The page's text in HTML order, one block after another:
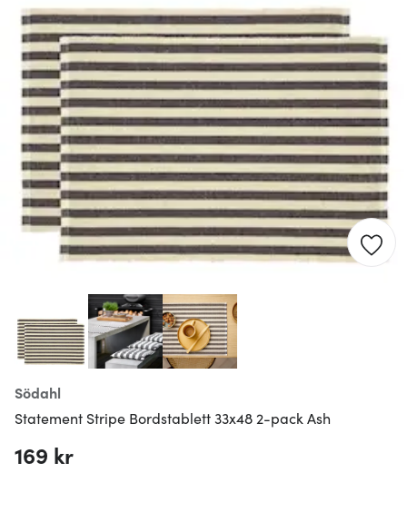
Södahl
Statement Stripe Bordstablett 33x48 2-pack Ash
169 kr